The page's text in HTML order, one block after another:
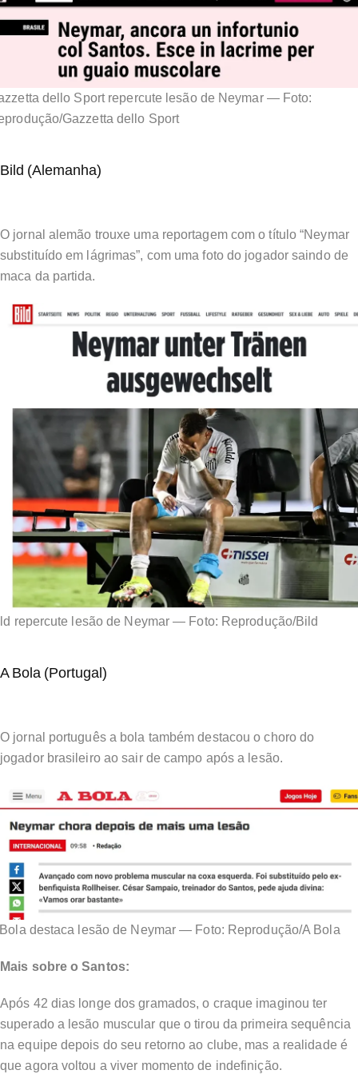
dello Sport repercute lesão de Neymar — Foto:
Gazzetta dello Sport
Bild (Alemanha)
O jornal alemão trouxe uma reportagem com o título “Neymar
substituído em lágrimas”, com uma foto do jogador saindo de
maca da partida.
repercute lesão de Neymar — Foto: Reprodução/Bild
A Bola (Portugal)
O jornal português a bola também destacou o choro do
jogador brasileiro ao sair de campo após a lesão.
destaca lesão de Neymar — Foto: Reprodução/A Bola
Mais sobre o Santos:
Após 42 dias longe dos gramados, o craque imaginou ter
superado a lesão muscular que o tirou da primeira sequência
na equipe depois do seu retorno ao clube, mas a realidade é
que agora voltou a viver momento de indefinição.